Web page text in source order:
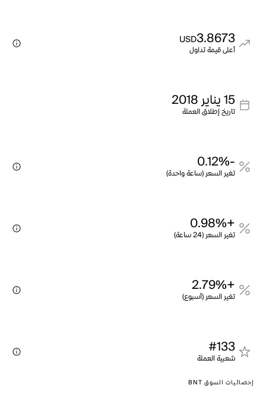
3.8673
USD
أعلى قيمة تداول
15 يناير 2018
تاريخ إطلاق العملة
-0.12%
تغير السعر (ساعة واحدة)
+0.98%
تغير السعر (24 ساعة)
+2.79%
تغير السعر (أسبوع)
#133
شعبية العملة
إحصائيات السوق BNT